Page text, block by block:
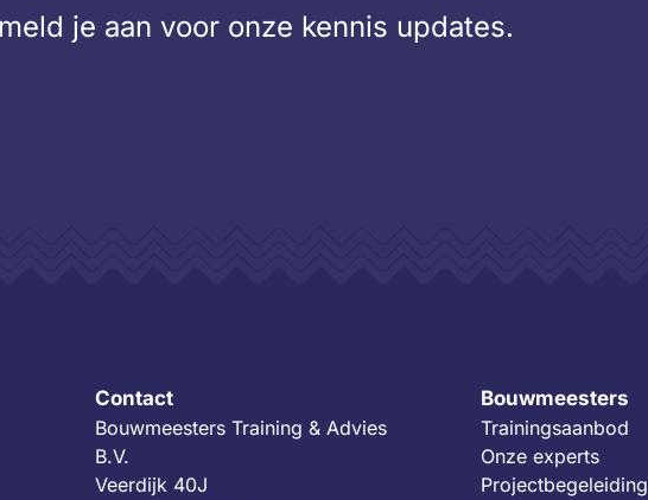
je aan voor onze kennis updates.
Contact
Bouwmeesters Training & Advies
B.V.
Veerdijk 40J
Bouwmeesters
Trainingsaanbod
Onze experts
Projectbegeleiding